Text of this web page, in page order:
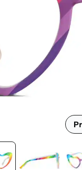
auriculares